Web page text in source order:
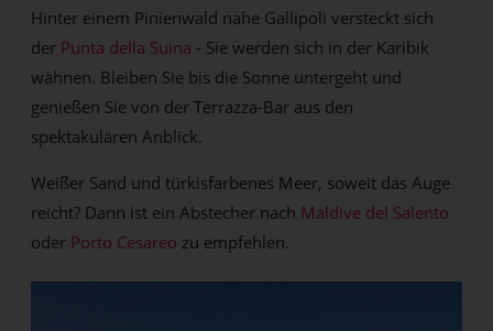
Hinter einem Pinienwald nahe Gallipoli versteckt sich
der Punta della Suina - Sie werden sich in der Karibik
wähnen. Bleiben Sie bis die Sonne untergeht und
genießen Sie von der Terrazza-Bar aus den
spektakulären Anblick.
Weißer Sand und türkisfarbenes Meer, soweit das Auge
reicht? Dann ist ein Abstecher nach Maldive del Salento
oder Porto Cesareo zu empfehlen.